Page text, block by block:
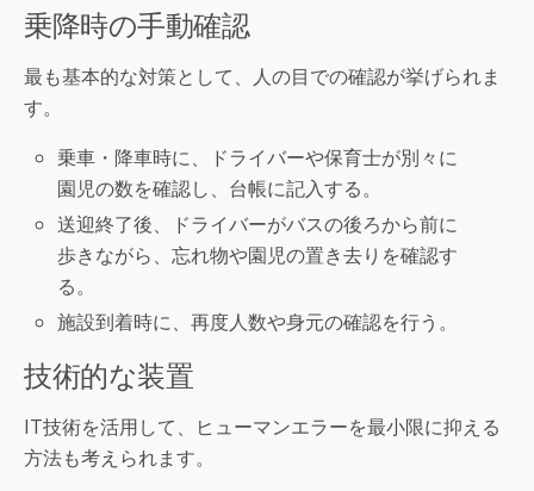
乗降時の手動確認
最も基本的な対策として、人の目での確認が挙げられま
す。
乗車・降車時に、ドライバーや保育士が別々に
園児の数を確認し、台帳に記入する。
送迎終了後、ドライバーがバスの後ろから前に
歩きながら、忘れ物や園児の置き去りを確認す
る。
施設到着時に、再度人数や身元の確認を行う。
技術的な装置
IT技術を活用して、ヒューマンエラーを最小限に抑える
方法も考えられます。